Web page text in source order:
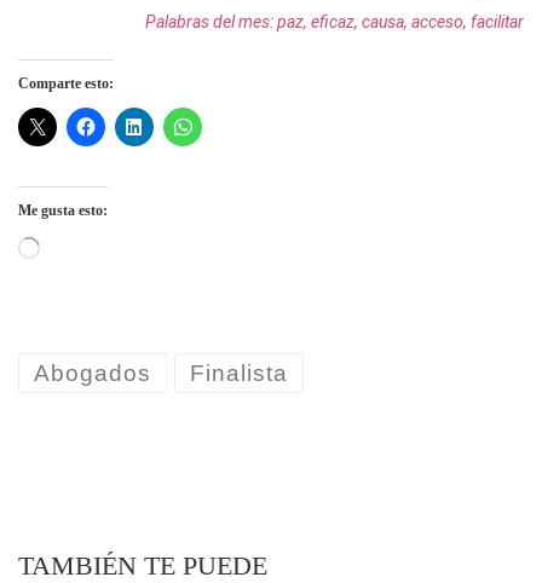
Palabras del mes: paz, eficaz, causa, acceso, facilitar
Comparte esto:
Me gusta esto:
Cargando...
Abogados Finalista
TAMBIÉN TE PUEDE